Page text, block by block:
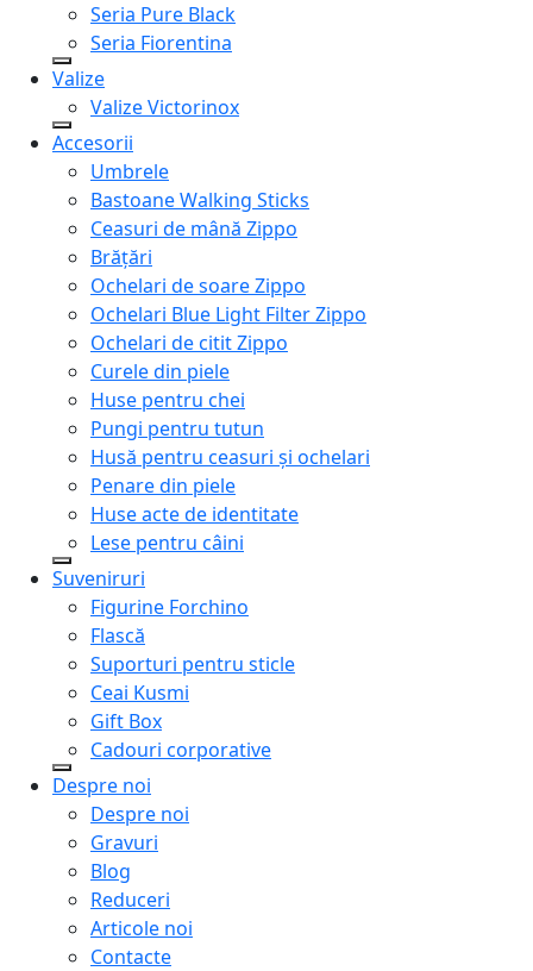
Seria Pure Black
Seria Fiorentina
Valize
Valize Victorinox
Accesorii
Umbrele
Bastoane Walking Sticks
Ceasuri de mână Zippo
Brățări
Ochelari de soare Zippo
Ochelari Blue Light Filter Zippo
Ochelari de citit Zippo
Curele din piele
Huse pentru chei
Pungi pentru tutun
Husă pentru ceasuri și ochelari
Penare din piele
Huse acte de identitate
Lese pentru câini
Suveniruri
Figurine Forchino
Flască
Suporturi pentru sticle
Ceai Kusmi
Gift Box
Cadouri corporative
Despre noi
Despre noi
Gravuri
Blog
Reduceri
Articole noi
Contacte